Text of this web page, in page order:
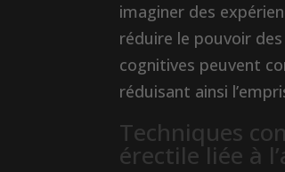
imaginer des
réduire le pouvoir
cognitives peuvent
réduisant ainsi
Techniques
érectile liée à